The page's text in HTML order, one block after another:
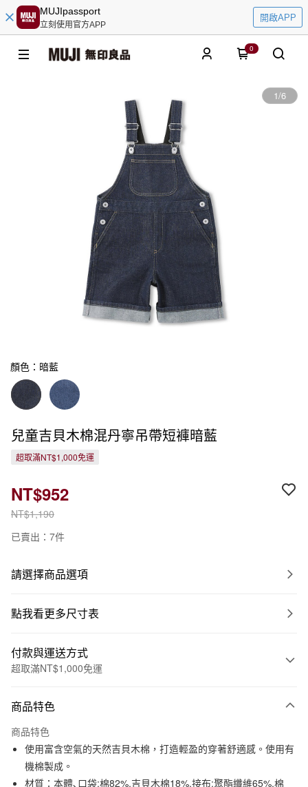
MUJIpassport
立刻使用官方APP
開啟APP
0
1/6
顏色：暗藍
兒童吉貝木棉混丹寧吊帶短褲暗藍
超取滿NT$1,000免運
NT$1,190
NT$952
已賣出：7件
請選擇商品選項
點我看更多尺寸表
付款與運送方式
超取滿NT$1,000免運
信用卡一次付款
信用卡分期付款
3 期 0 利率 每期
合作金庫商業銀行
第一商業銀行
商品特色
商品特色
使用富含空氣的天然吉貝木棉，打造輕盈的穿著舒適感。使用有
機棉製成。
材質：本體､口袋:棉82%,吉貝木棉18%,接布:聚酯纖維65%,棉